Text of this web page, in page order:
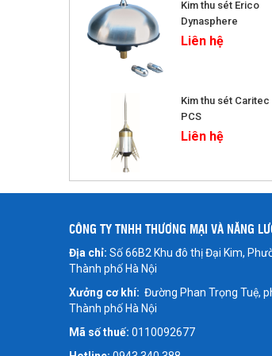
Kim thu sét Erico
Dynasphere
Liên hệ
Kim thu sét Caritec
PCS
Liên hệ
CÔNG TY TNHH THƯƠNG MẠI VÀ NĂNG
Địa chỉ: Số 66B2 Khu đô thị Đại Kim,
Thành phố Hà Nội
Xưởng cơ khí: Đường Phan Trọng Tuệ,
Thành phố Hà Nội
Mã số thuế: 0110092677